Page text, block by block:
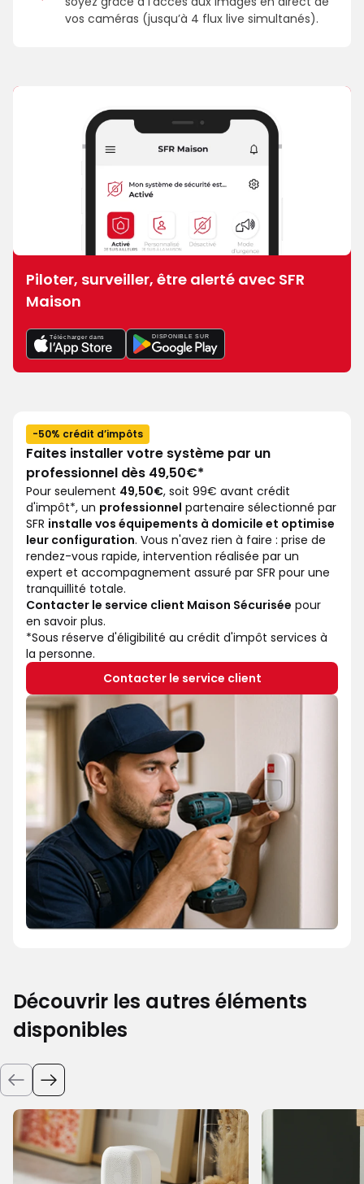
vos caméras (jusqu’à 4 flux live simultanés).
Piloter, surveiller, être alerté avec SFR
Maison
Télécharger dans DISPONIBLE SUR
-50% crédit d’impôts
Faites installer votre système par un
professionnel dès 49,50€*
Pour seulement 49,50€, soit 99€ avant crédit
d'impôt*, un professionnel partenaire sélectionné par
SFR installe vos équipements à domicile et optimise
leur configuration. Vous n'avez rien à faire : prise de
rendez-vous rapide, intervention réalisée par un
expert et accompagnement assuré par SFR pour une
tranquillité totale.
Contacter le service client Maison Sécurisée pour
en savoir plus.
*Sous réserve d'éligibilité au crédit d'impôt services à
la personne.
Contacter le service client
Découvrir les autres éléments
disponibles